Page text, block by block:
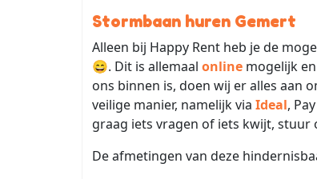
Stormbaan huren Gemert
Alleen bij Happy Rent heb je de
😄. Dit is allemaal online mogelijk
ons binnen is, doen wij er alles aan
veilige manier, namelijk via Ideal,
graag iets vragen of iets kwijt, stuur
De afmetingen van deze